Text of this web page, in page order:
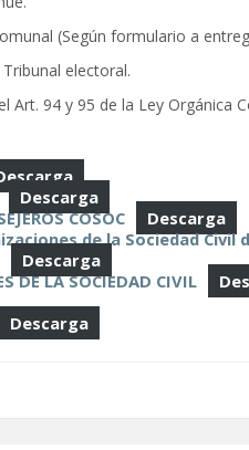
(Según formulario a
electoral.
94 y 95 de la Ley Orgánica
Descarga
COSOC
Descarga
de la Sociedad Civil
Descarga
DE LA SOCIEDAD CIVIL
Descarga